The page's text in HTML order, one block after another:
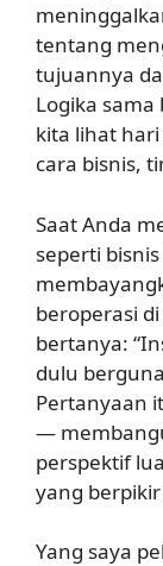
tentang
tujuannya
Logika
kita lihat
cara bisnis,
Saat Anda
seperti
beroperasi
bertanya:
dulu
Pertanyaan
—
perspektif
yang
Yang saya